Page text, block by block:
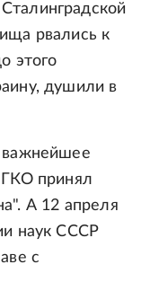
рвались к
этого
душили в
важнейшее
принял
А 12 апреля
наук СССР
с